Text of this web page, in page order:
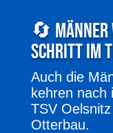
🔄
Schritt im
Auch die
kehren nach
TSV
Otterbau.